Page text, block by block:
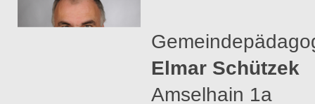
Elmar Schützek
Amselhain 1a